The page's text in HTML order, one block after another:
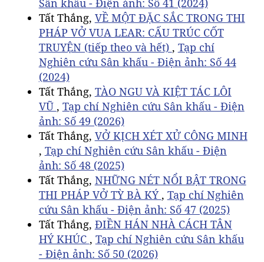
Sân khấu - Điện ảnh: Số 41 (2024)
Tất Thắng, VỀ MỘT ĐẶC SẮC TRONG THI
PHÁP VỞ VUA LEAR: CẤU TRÚC CỐT
TRUYỆN (tiếp theo và hết) , Tạp chí
Nghiên cứu Sân khấu - Điện ảnh: Số 44
(2024)
Tất Thắng, TÀO NGU VÀ KIỆT TÁC LÔI
VŨ , Tạp chí Nghiên cứu Sân khấu - Điện
ảnh: Số 49 (2026)
Tất Thắng, VỞ KỊCH XÉT XỬ CÔNG MINH
, Tạp chí Nghiên cứu Sân khấu - Điện
ảnh: Số 48 (2025)
Tất Thắng, NHỮNG NÉT NỔI BẬT TRONG
THI PHÁP VỞ TỲ BÀ KÝ , Tạp chí Nghiên
cứu Sân khấu - Điện ảnh: Số 47 (2025)
Tất Thắng, ĐIỀN HÁN NHÀ CÁCH TÂN
HÝ KHÚC , Tạp chí Nghiên cứu Sân khấu
- Điện ảnh: Số 50 (2026)